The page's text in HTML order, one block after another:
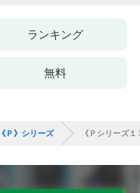
ランキング
無料
《Ｐ》シリーズ 《Ｐシリーズ